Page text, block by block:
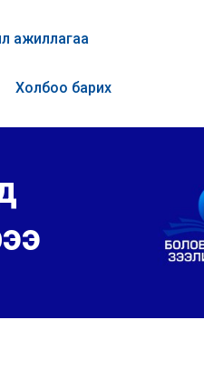
ажиллагаа
Холбоо барих